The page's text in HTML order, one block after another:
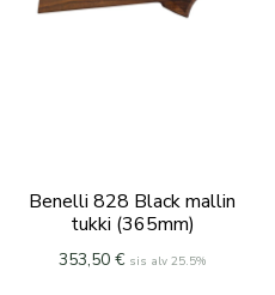
Benelli 828 Black mallin
tukki (365mm)
353,50 € sis alv 25.5%